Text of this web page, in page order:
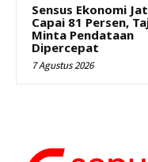
Sensus Ekonomi
Capai 81 Persen,
Minta Pendataan
Dipercepat
7 Agustus 2026